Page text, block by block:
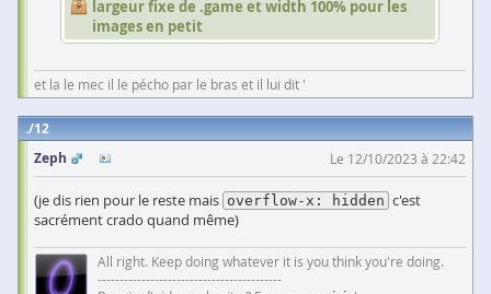
largeur fixe de .game et width 100% pour les
images en petit
et la le mec il le pécho par le bras et il lui dit '
12
Zeph
Le 12/10/2023 à 22:42
(je dis rien pour le reste mais overflow-x: hidden c'est
sacrément crado quand même)
All right. Keep doing whatever it is you think you're doing.
------------------------------------------